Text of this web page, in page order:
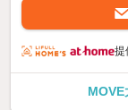
提